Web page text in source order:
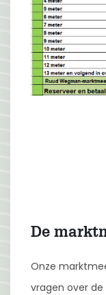
De
Onze
vragen over